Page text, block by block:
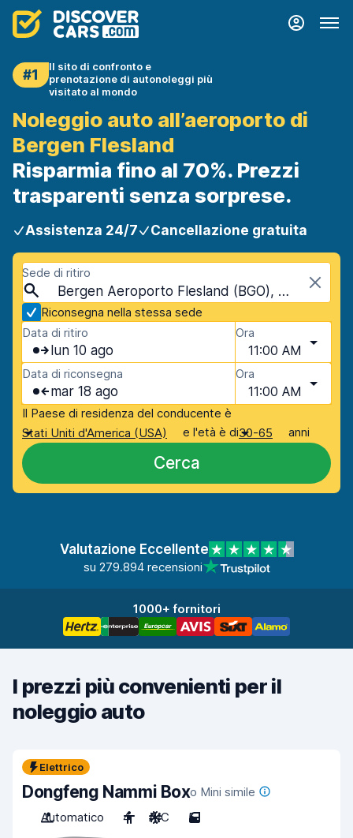
#1
Il sito di confronto e
prenotazione di autonoleggi più
visitato al mondo
Noleggio auto all’aeroporto di
Bergen Flesland
Risparmia fino al 70%. Prezzi
trasparenti senza sorprese.
Assistenza 24/7 Cancellazione gratuita
Sede di ritiro
Bergen Aeroporto Flesland (BGO), Bergen, Norvegia
Riconsegna nella stessa sede
Data di ritiro
lun 10 ago
Ora
11:00 AM
Data di riconsegna
mar 18 ago
Ora
11:00 AM
Il Paese di residenza del conducente è
Stati Uniti d'America (USA)
e l'età è di30-65 anni
Cerca
Valutazione Eccellente
su 279.894 recensioni
1000+ fornitori
I prezzi più convenienti per il
noleggio auto
Elettrico
Dongfeng Nammi Boxo Mini simile
Automatico
4 A/C 5